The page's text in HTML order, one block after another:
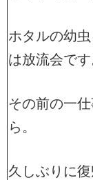
ホタルの幼
は放流会です
その前の一
ら。
久しぶりに